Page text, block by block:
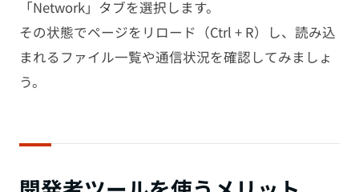
「Network」タブを選択します。
その状態でページをリロード（Ctrl + R）し、読み込
まれるファイル一覧や通信状況を確認してみましょ
う。